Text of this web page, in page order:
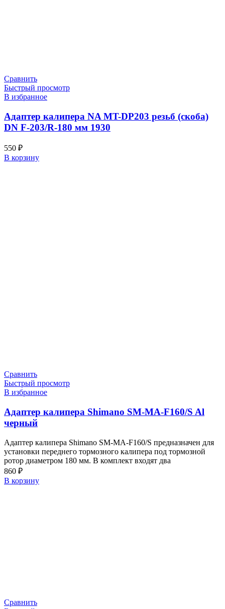
Сравнить
Быстрый просмотр
В избранное
Адаптер калипера NA MT-DP203 резьб (скоба)
DN F-203/R-180 мм 1930
550 ₽
В корзину
Сравнить
Быстрый просмотр
В избранное
Адаптер калипера Shimano SM-MA-F160/S Al
черный
Адаптер калипера Shimano SM-MA-F160/S предназначен для
установки переднего тормозного калипера под тормозной
ротор диаметром 180 мм. В комплект входят два
860 ₽
В корзину
Сравнить